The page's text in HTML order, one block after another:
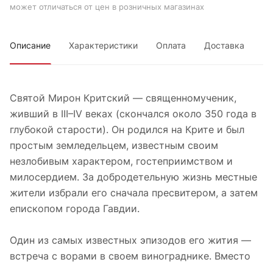
может отличаться от цен в розничных магазинах
Описание Характеристики Оплата Доставка
Святой Мирон Критский — священномученик,
живший в III–IV веках (скончался около 350 года в
глубокой старости). Он родился на Крите и был
простым земледельцем, известным своим
незлобивым характером, гостеприимством и
милосердием. За добродетельную жизнь местные
жители избрали его сначала пресвитером, а затем
епископом города Гавдии.
Один из самых известных эпизодов его жития —
встреча с ворами в своем винограднике. Вместо